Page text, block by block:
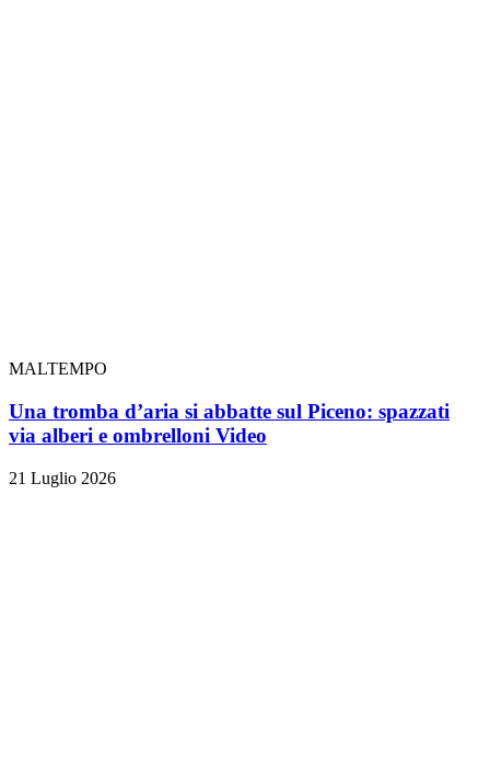
MALTEMPO
Una tromba d’aria si abbatte sul Piceno: spazzati
via alberi e ombrelloni Video
21 Luglio 2026